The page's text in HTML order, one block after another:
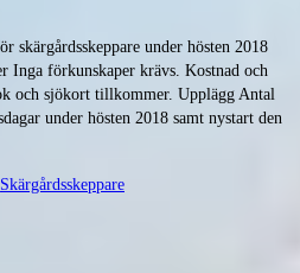
skärgårdsskeppare under hösten 2018
Inga förkunskaper krävs. Kostnad och
och sjökort tillkommer. Upplägg Antal
under hösten 2018 samt nystart den
Skärgårdsskeppare